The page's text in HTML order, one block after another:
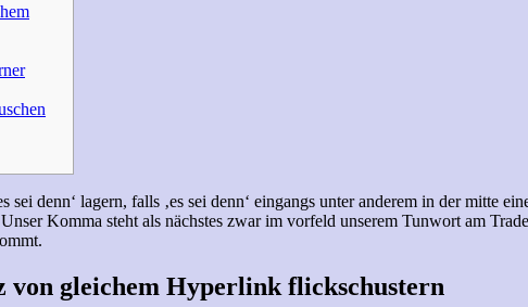
denn‘ lagern, falls ‚es sei denn‘ eingangs unter anderem in der mitte
Unser Komma steht als nächstes zwar im vorfeld unserem Tunwort am
von gleichem Hyperlink flickschustern